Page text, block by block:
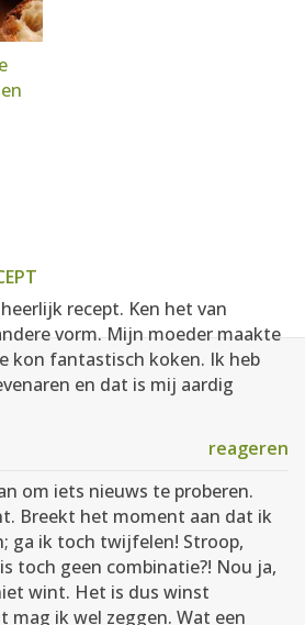
recept. Ken het van
vorm. Mijn moeder maakte
kon fantastisch koken. Ik heb
en dat is mij aardig
reageren
om iets nieuws te proberen.
Breekt het moment aan dat ik
ga ik toch twijfelen! Stroop,
toch geen combinatie?! Nou ja,
wint. Het is dus winst
mag ik wel zeggen. Wat een